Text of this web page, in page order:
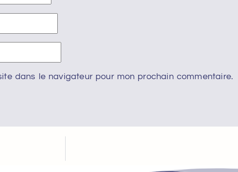
dans le navigateur pour mon prochain commentaire.